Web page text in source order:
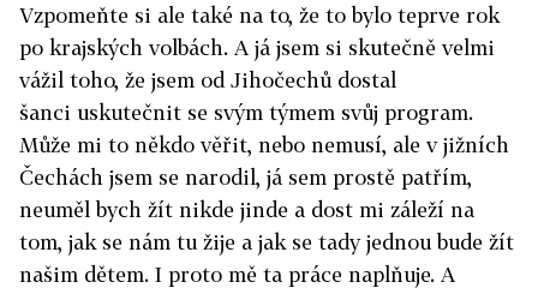
Vzpomeňte si ale také na to, že to bylo teprve rok
po krajských volbách. A já jsem si skutečně velmi
vážil toho, že jsem od Jihočechů dostal
šanci uskutečnit se svým týmem svůj program.
Může mi to někdo věřit, nebo nemusí, ale v jižních
Čechách jsem se narodil, já sem prostě patřím,
neuměl bych žít nikde jinde a dost mi záleží na
tom, jak se nám tu žije a jak se tady jednou bude žít
našim dětem. I proto mě ta práce naplňuje. A